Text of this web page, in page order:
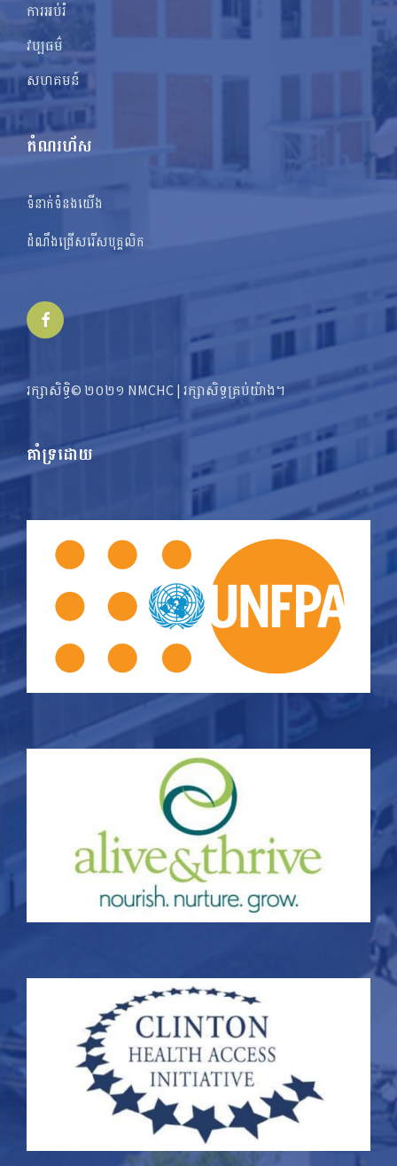
ការអប់រំ
វប្បធម៌
សហគមន៍
តំណរហ័ស
ទំនាក់ទំនងយើង
ដំណឹងជ្រើសរើសបុគ្គលិក
Facebook
រក្សាសិទ្ធិ© ២០២១ NMCHC | រក្សា​​សិទ្ធ​គ្រប់យ៉ាង។
គាំទ្រដោយ